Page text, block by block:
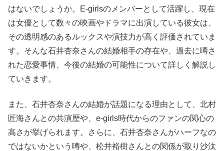
はないでしょうか。E-girlsのメンバーとして活躍し、現在
は女優として数々の映画やドラマに出演している彼女は、
その透明感のあるルックスや演技力が高く評価されていま
す。そんな石井杏奈さんの結婚相手の存在や、過去に噂さ
れた恋愛事情、今後の結婚の可能性について詳しく解説し
ていきます。
また、石井杏奈さんの結婚が話題になる理由として、北村
匠海さんとの共演歴や、e-girls時代からのファンの関心の
高さが挙げられます。さらに、石井杏奈さんがハーフなの
ではないかという噂や、松井裕樹さんとの関係が取り沙汰